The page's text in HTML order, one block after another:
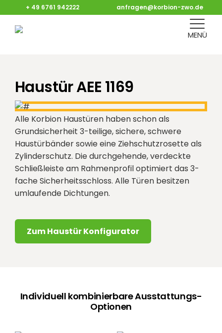
+ 49 6761 942222 anfragen@korbion-zwo.de
MENÜ
Haustür AEE 1169
Alle Korbion Haustüren haben schon als
Grundsicherheit 3-teilige, sichere, schwere
Haustürbänder sowie eine Ziehschutzrosette als
Zylinderschutz. Die durchgehende, verdeckte
Schließleiste am Rahmenprofil optimiert das 3-
fache Sicherheitsschloss. Alle Türen besitzen
umlaufende Dichtungen.
Zum Haustür Konfigurator
Individuell kombinierbare Ausstattungs-
Optionen